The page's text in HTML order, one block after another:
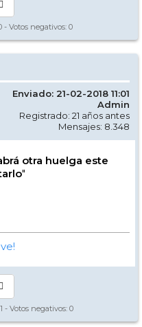
- Votos negativos: 0
Enviado: 21-02-2018 11:01
Admin
Registrado: 21 años antes
Mensajes: 8.348
otra huelga este
"
1 - Votos negativos: 0